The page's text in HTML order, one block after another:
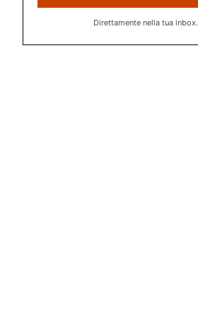
Direttamente nella tua inbox.